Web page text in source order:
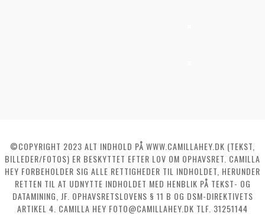
©COPYRIGHT 2023 ALT INDHOLD PÅ WWW.CAMILLAHEY.DK (TEKST,
BILLEDER/FOTOS) ER BESKYTTET EFTER LOV OM OPHAVSRET. CAMILLA
HEY FORBEHOLDER SIG ALLE RETTIGHEDER TIL INDHOLDET, HERUNDER
RETTEN TIL AT UDNYTTE INDHOLDET MED HENBLIK PÅ TEKST- OG
DATAMINING, JF. OPHAVSRETSLOVENS § 11 B OG DSM-DIREKTIVETS
ARTIKEL 4. CAMILLA HEY FOTO@CAMILLAHEY.DK TLF. 31251144